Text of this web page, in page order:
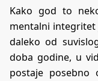
Kako god to
mentalni integritet
daleko od
doba godine, u
postaje posebno